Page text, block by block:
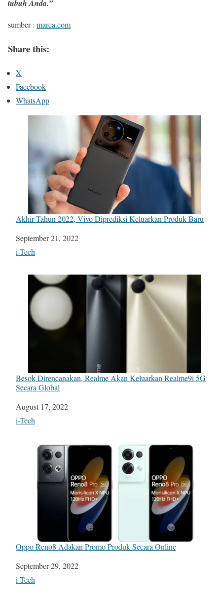
tubuh Anda.”
sumber : marca.com
Share this:
X
Facebook
WhatsApp
Akhir Tahun 2022, Vivo Diprediksi Keluarkan Produk Baru
Date
September 21, 2022
In relation to
i-Tech
Besok Direncanakan, Realme Akan Keluarkan Realme9i 5G
Secara Global
Date
August 17, 2022
In relation to
i-Tech
Oppo Reno8 Adakan Promo Produk Secara Online
Date
September 29, 2022
In relation to
i-Tech